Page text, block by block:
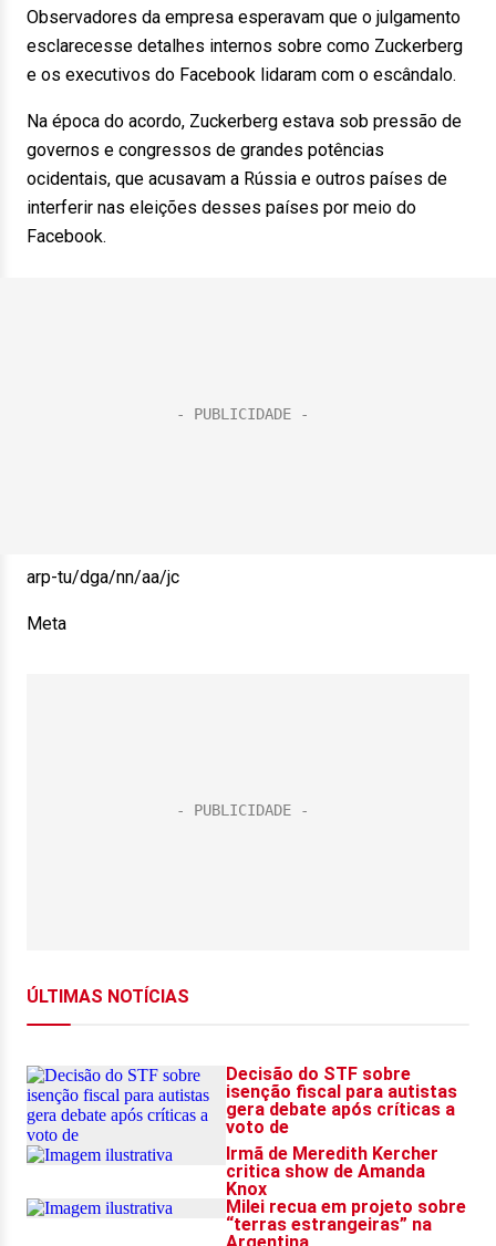
Observadores da empresa esperavam que o julgamento
esclarecesse detalhes internos sobre como Zuckerberg
e os executivos do Facebook lidaram com o escândalo.
Na época do acordo, Zuckerberg estava sob pressão de
governos e congressos de grandes potências
ocidentais, que acusavam a Rússia e outros países de
interferir nas eleições desses países por meio do
Facebook.
arp-tu/dga/nn/aa/jc
Meta